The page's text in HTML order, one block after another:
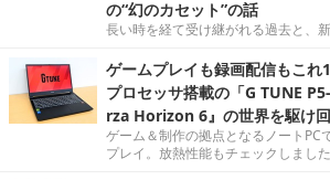
の“幻のカセット”の話
長い時を経て受け継がれる過去と、
ゲームプレイも録画配信もこ
プロセッサ搭載の「G TUNE
rza Horizon 6』の世界を駆け
ゲーム＆制作の拠点となるノートPC
プレイ。放熱性能もチェックしました